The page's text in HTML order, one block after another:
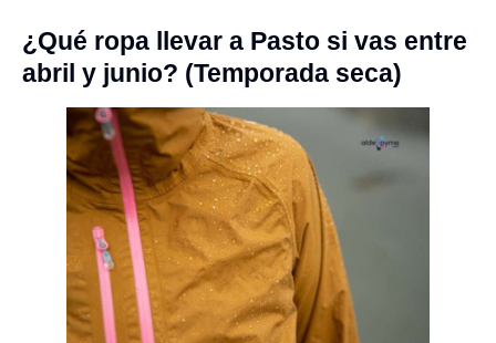
¿Qué ropa llevar a Pasto si vas entre
abril y junio? (Temporada seca)